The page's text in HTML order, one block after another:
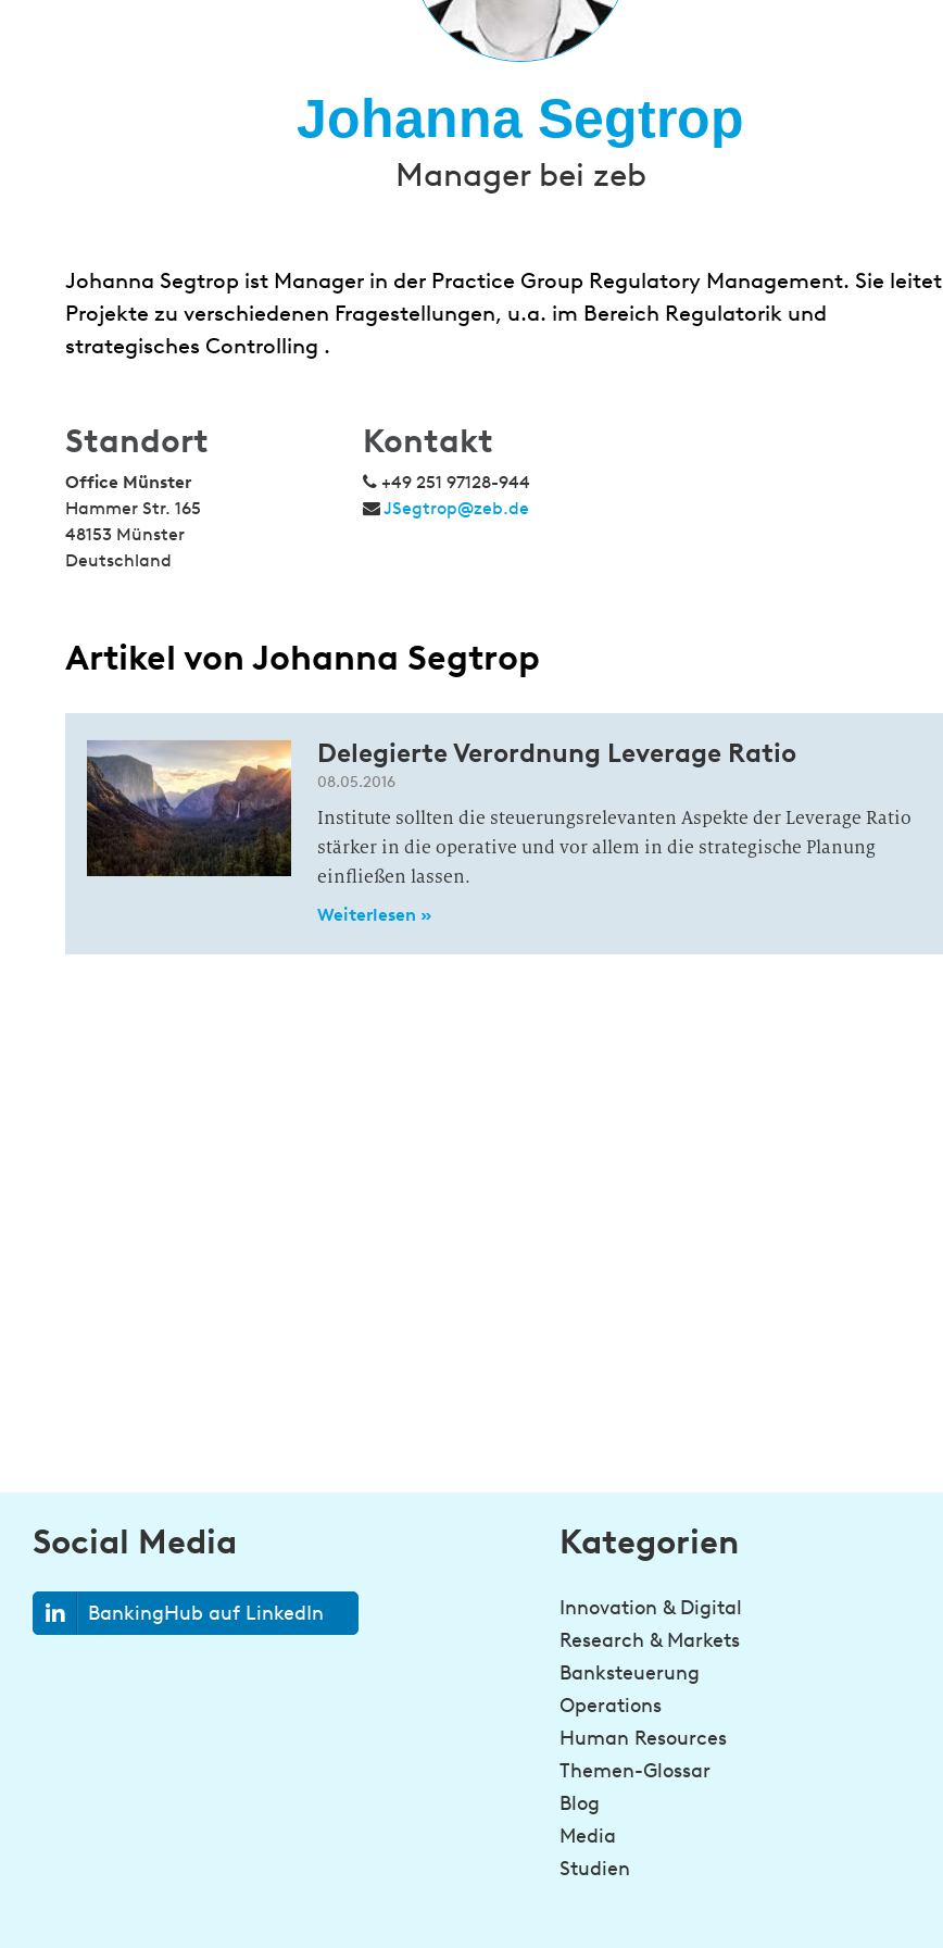
Johanna Segtrop
Manager bei zeb
Johanna Segtrop ist Manager in der Practice Group Regulatory Management. Sie leitet
Projekte zu verschiedenen Fragestellungen, u.a. im Bereich Regulatorik und
strategisches Controlling .
Standort
Office Münster
Hammer Str. 165
48153 Münster
Deutschland
Kontakt
+49 251 97128-944
JSegtrop@zeb.de
Artikel von Johanna Segtrop
Delegierte Verordnung Leverage Ratio
08.05.2016
Institute sollten die steuerungsrelevanten Aspekte der Leverage Ratio
stärker in die operative und vor allem in die strategische Planung
einfließen lassen.
Weiterlesen »
Social Media
BankingHub auf LinkedIn
Kategorien
Innovation & Digital
Research & Markets
Banksteuerung
Operations
Human Resources
Themen-Glossar
Blog
Media
Studien